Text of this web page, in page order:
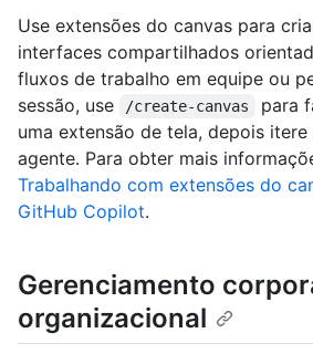
Use extensões do canvas para
interfaces compartilhados
fluxos de trabalho em equipe ou
sessão, use
/create-canvas
para
uma extensão de tela, depois
agente. Para obter mais
Trabalhando com extensões do
GitHub Copilot.
Gerenciamento
organizacional